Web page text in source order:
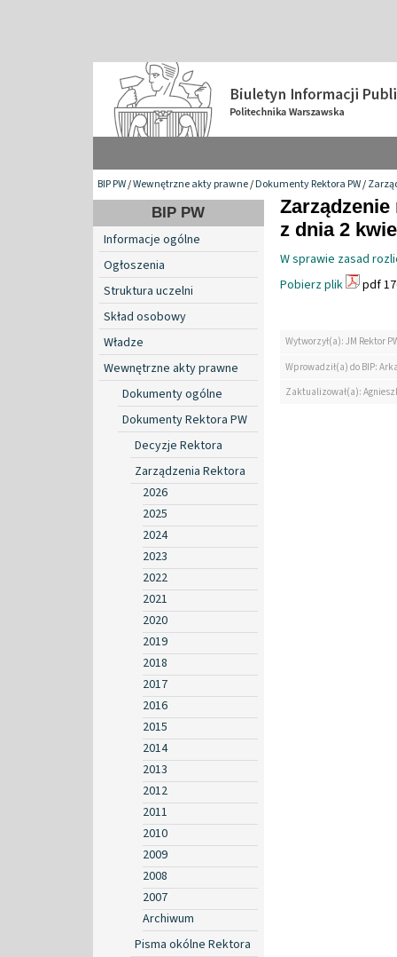
BIP PW/Wewnętrzne akty prawne/Dokumenty Rektora PW/
BIP PW
Informacje ogólne
Ogłoszenia
Struktura uczelni
Skład osobowy
Władze
Wewnętrzne akty prawne
Dokumenty ogólne
Dokumenty Rektora PW
Decyzje Rektora
Zarządzenia Rektora
2026
2025
2024
2023
2022
2021
2020
2019
2018
2017
2016
2015
2014
2013
2012
2011
2010
2009
2008
2007
Archiwum
Pisma okólne Rektora
z dnia 2
W sprawie zasad
Pobierz plik
pdf
Wytworzył(a): JM Rektor
Wprowadził(a) do BIP:
Zaktualizował(a):